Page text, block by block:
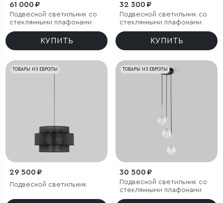
61 000 ₽
Подвесной светильник со
стеклянными плафонами
КУПИТЬ
32 300 ₽
Подвесной светильник со
стеклянными плафонами
КУПИТЬ
ТОВАРЫ ИЗ ЕВРОПЫ
29 500 ₽
Подвесной светильник
ТОВАРЫ ИЗ ЕВРОПЫ
30 500 ₽
Подвесной светильник со
стеклянными плафонами